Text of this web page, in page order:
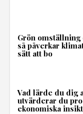
Grön
så påverkar
sätt att bo
Vad lärde du dig
utvärderar du
ekonomiska insikt